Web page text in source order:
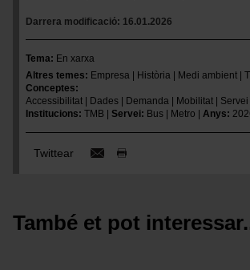
Darrera modificació 16.01.2026
Tema
En xarxa
Altres temes
Empresa Història Medi ambient
Conceptes
Accessibilitat
Dades Demanda Mobilitat Servei
Institucions TMB Servei Bus Metro Anys
Twittear
També et pot